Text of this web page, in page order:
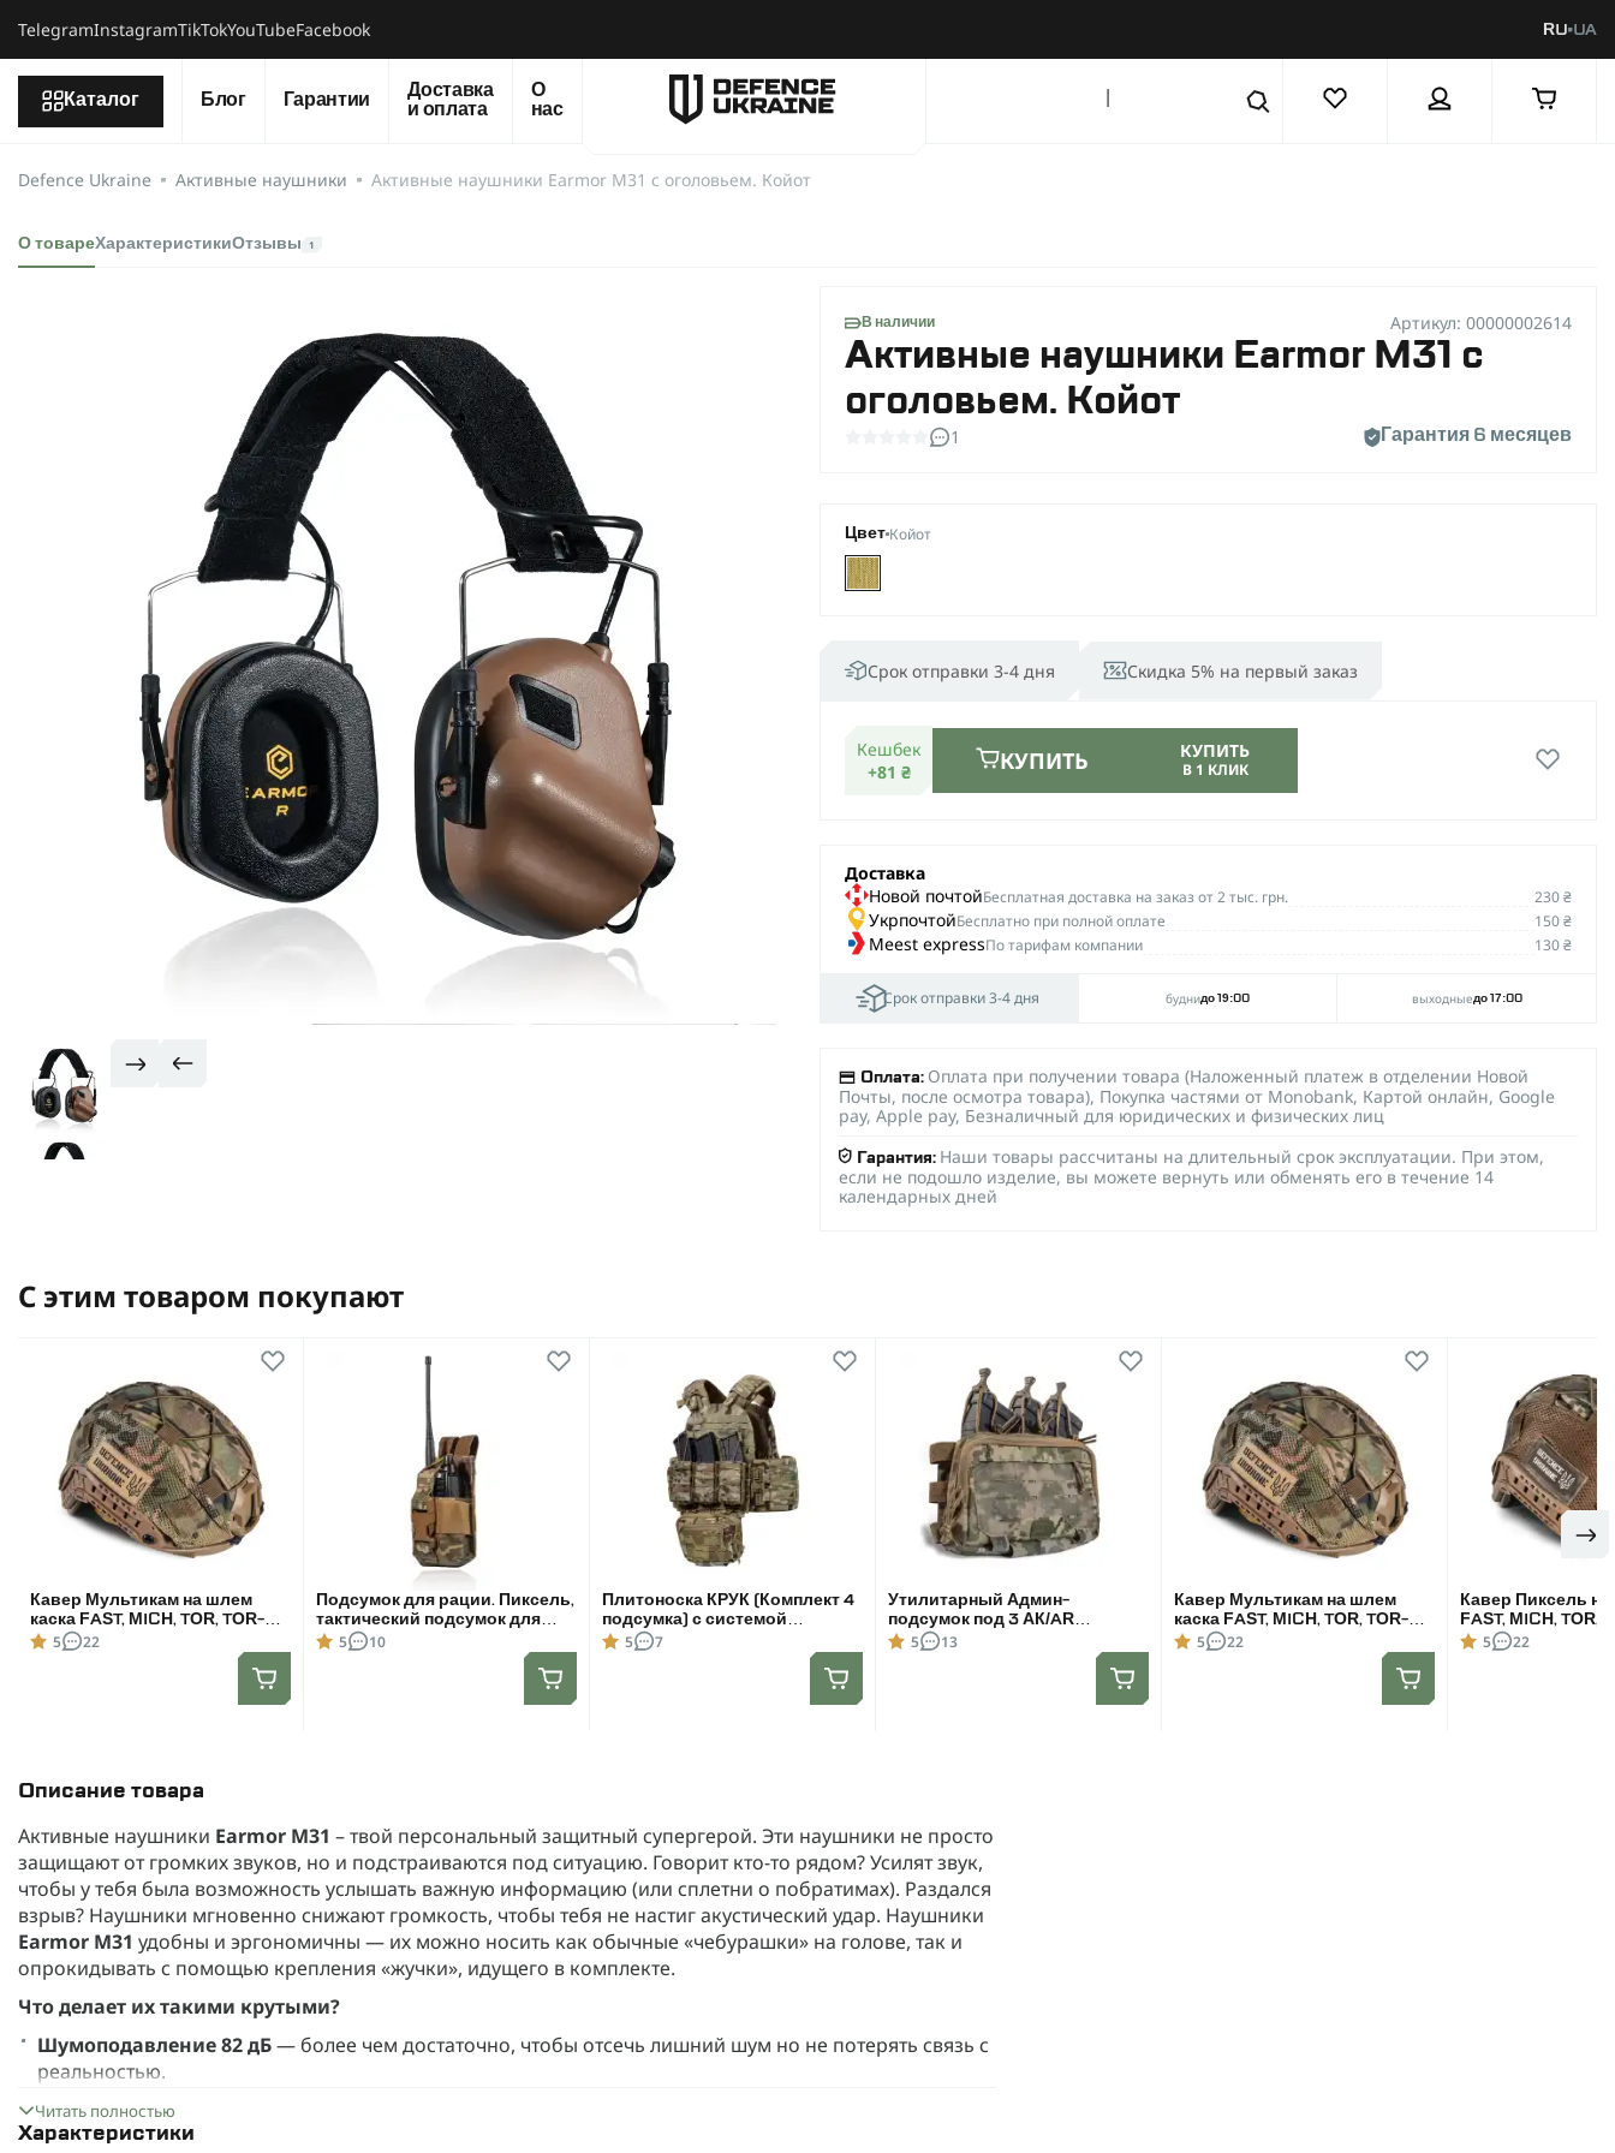
TelegramInstagramTikTokYouTubeFacebook RU UA
Каталог Блог Гарантии
Доставка
и оплата
О
нас
Defence Ukraine Активные наушники Активные наушники Earmor M31 с оголовьем. Койот
О товареХарактеристикиОтзывы 1
В наличии Артикул: 00000002614
Активные наушники Earmor M31 с
оголовьем. Койот
1 Гарантия 6 месяцев
Цвет Койот
Срок отправки 3-4 дня Скидка 5% на первый заказ
Кешбек
+81 ₴
КУПИТЬ КУПИТЬ
В 1 КЛИК
Доставка
Новой почтойБеcплатная доставка на заказ от 2 тыс. грн. 230 ₴
УкрпочтойБесплатно при полной оплате 150 ₴
Meest expressПо тарифам компании 130 ₴
Срок отправки 3-4 дня буднидо 19:00 выходныедо 17:00
Оплата: Оплата при получении товара (Наложенный платеж в отделении Новой
Почты, после осмотра товара), Покупка частями от Monobank, Картой онлайн, Google
pay, Apple pay, Безналичный для юридических и физических лиц
Гарантия: Наши товары рассчитаны на длительный срок эксплуатации. При этом,
если не подошло изделие, вы можете вернуть или обменять его в течение 14
календарных дней
Описание товара
Активные наушники Earmor M31 – твой персональный защитный супергерой. Эти наушники не просто
защищают от громких звуков, но и подстраиваются под ситуацию. Говорит кто-то рядом? Усилят звук,
чтобы у тебя была возможность услышать важную информацию (или сплетни о побратимах). Раздался
взрыв? Наушники мгновенно снижают громкость, чтобы тебя не настиг акустический удар. Наушники
Earmor M31 удобны и эргономичны — их можно носить как обычные «чебурашки» на голове, так и
опрокидывать с помощью крепления «жучки», идущего в комплекте.
Что делает их такими крутыми?
Шумоподавление 82 дБ— более чем достаточно, чтобы отсечь лишний шум но не потерять связь с
реальностью.
Встроенныемикрофоны
даже подозрительное шуршание кустов.
Читать полностью
Характеристики
С этим товаром покупают
Кавер Мультикам на шлем
каска FAST, MICH, TOR, TOR-D.
Размер XL
5 22
Подсумок для рации. Пиксель,
тактический подсумок для
Motorola 4400/4800
5 10
Плитоноска КРУК (Комплект 4
подсумка) с системой
быстрого сброса. Molle. Цвет
5 7
Утилитарный Админ-
подсумок под 3 АК/AR
Пиксель MOLLE
5 13
Кавер Мультикам на шлем
каска FAST, MICH, TOR, TOR-D.
Размер L
5 22
Кавер Пиксель
FAST, MICH, TOR,
Размер XL
5 22